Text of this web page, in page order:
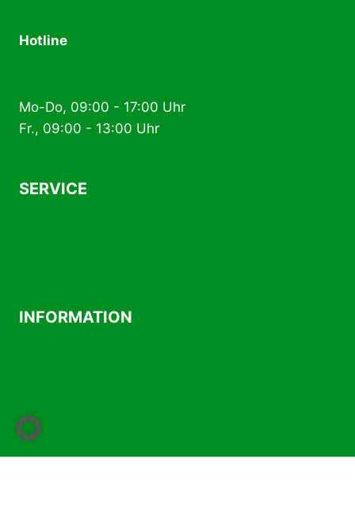
Hotline
Mo-Do, 09:00 - 17:00 Uhr
Fr., 09:00 - 13:00 Uhr
SERVICE
INFORMATION
Widerrufsrecht